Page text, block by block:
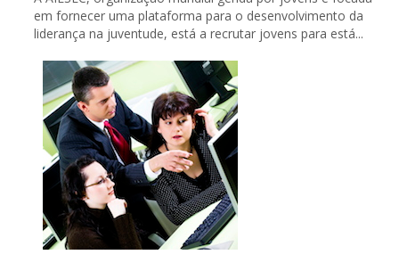
em fornecer uma plataforma para o desenvolvimento da
liderança na juventude, está a recrutar jovens para está...